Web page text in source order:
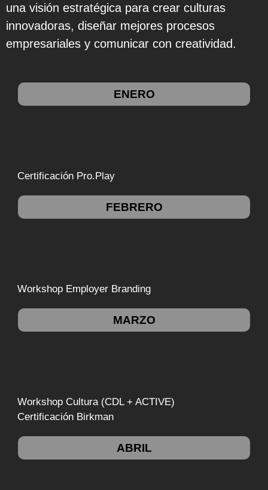
una visión estratégica para crear culturas
innovadoras, diseñar mejores procesos
empresariales y comunicar con creatividad.
ENERO
Certificación Pro.Play
FEBRERO
Workshop Employer Branding
MARZO
Workshop Cultura (CDL + ACTIVE)
Certificación Birkman
ABRIL